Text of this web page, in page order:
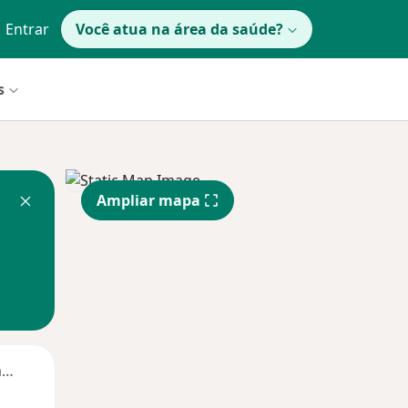
Entrar Você atua na área da saúde?
Segunda-feira
Ampliar mapa